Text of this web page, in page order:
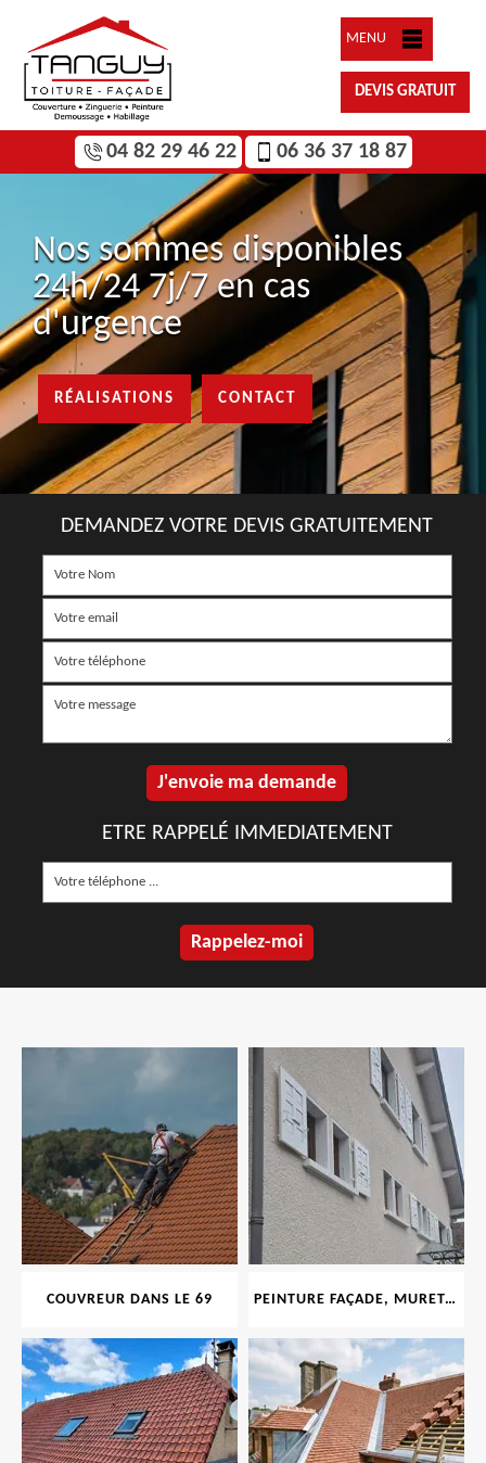
MENU
DEVIS GRATUIT
04 82 29 46 22 06 36 37 18 87
Nos sommes disponibles
24h/24 7j/7 en cas
d'urgence
RÉALISATIONS CONTACT
DEMANDEZ VOTRE DEVIS GRATUITEMENT
ETRE RAPPELÉ IMMEDIATEMENT
COUVREUR DANS LE 69 PEINTURE FAÇADE, MURET, TOITURE, BOISERIE, FERRONERIE, GOUTTIÈRE 69